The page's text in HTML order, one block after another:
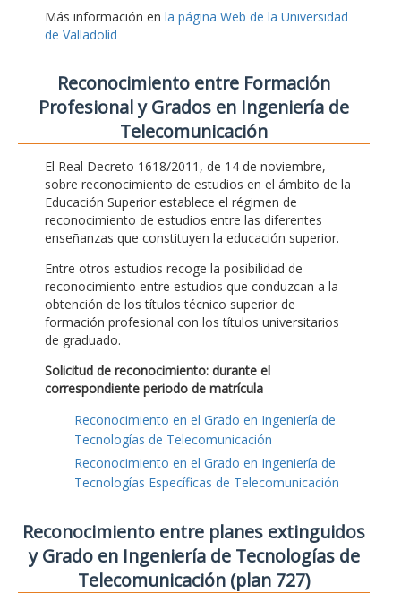
Más información en la página Web de la Universidad
de Valladolid
Reconocimiento entre Formación
Profesional y Grados en Ingeniería de
Telecomunicación
El Real Decreto 1618/2011, de 14 de noviembre,
sobre reconocimiento de estudios en el ámbito de la
Educación Superior establece el régimen de
reconocimiento de estudios entre las diferentes
enseñanzas que constituyen la educación superior.
Entre otros estudios recoge la posibilidad de
reconocimiento entre estudios que conduzcan a la
obtención de los títulos técnico superior de
formación profesional con los títulos universitarios
de graduado.
Solicitud de reconocimiento: durante el
correspondiente periodo de matrícula
Reconocimiento en el Grado en Ingeniería de
Tecnologías de Telecomunicación
Reconocimiento en el Grado en Ingeniería de
Tecnologías Específicas de Telecomunicación
Reconocimiento entre planes extinguidos
y Grado en Ingeniería de Tecnologías de
Telecomunicación (plan 727)